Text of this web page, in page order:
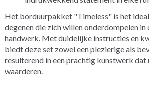
Het borduurpakket "Timeless" is het
degenen die zich willen onderdompelen in
handwerk. Met duidelijke instructies en
biedt deze set zowel een plezierige als
resulterend in een prachtig kunstwerk dat
waarderen.